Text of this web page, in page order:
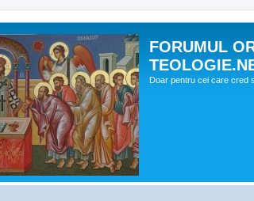
FORUMUL
Doar pentru cei care cred